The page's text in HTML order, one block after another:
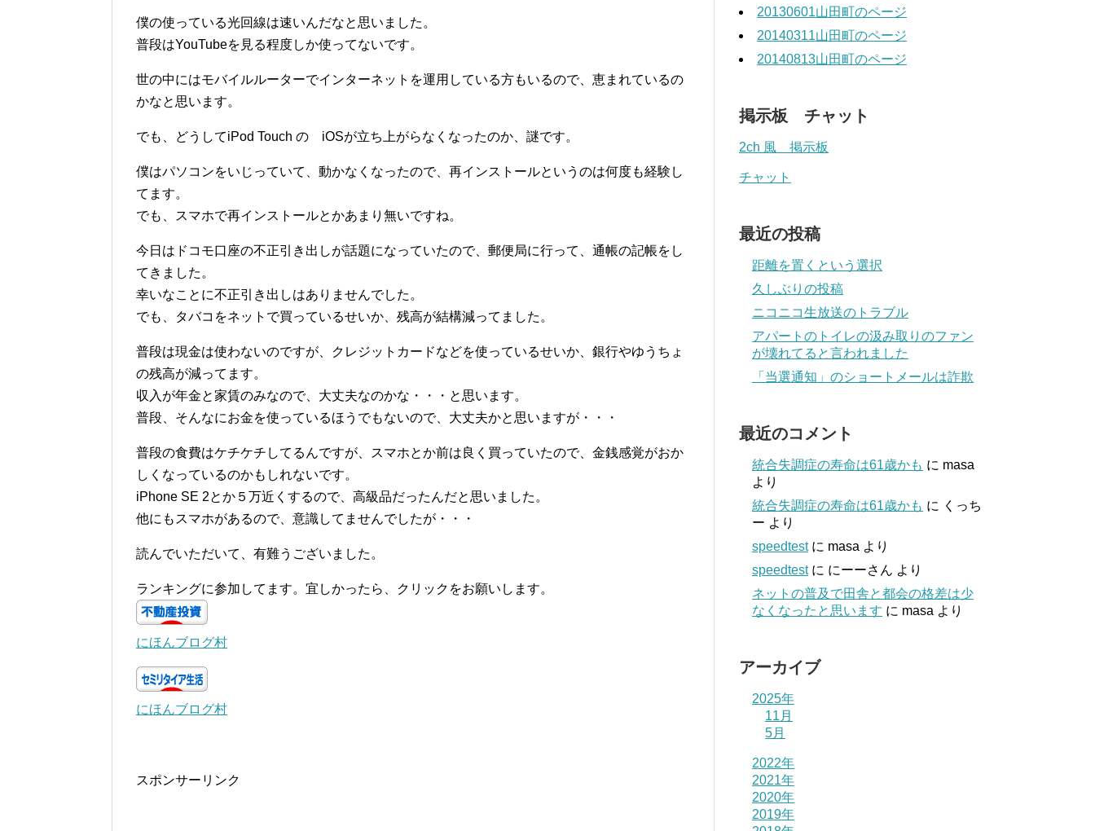
僕の使っている光回線は速いんだなと思いました。
普段はYouTubeを見る程度しか使ってないです。
世の中にはモバイルルーターでインターネットを運用している方もいるので、恵まれているの
かなと思います。
でも、どうしてiPod Touch の iOSが立ち上がらなくなったのか、謎です。
僕はパソコンをいじっていて、動かなくなったので、再インストールというのは何度も経験し
てます。
でも、スマホで再インストールとかあまり無いですね。
今日はドコモ口座の不正引き出しが話題になっていたので、郵便局に行って、通帳の記帳をし
てきました。
幸いなことに不正引き出しはありませんでした。
でも、タバコをネットで買っているせいか、残高が結構減ってました。
普段は現金は使わないのですが、クレジットカードなどを使っているせいか、銀行やゆうちょ
の残高が減ってます。
収入が年金と家賃のみなので、大丈夫なのかな・・・と思います。
普段、そんなにお金を使っているほうでもないので、大丈夫かと思いますが・・・
普段の食費はケチケチしてるんですが、スマホとか前は良く買っていたので、金銭感覚がおか
しくなっているのかもしれないです。
iPhone SE 2とか５万近くするので、高級品だったんだと思いました。
他にもスマホがあるので、意識してませんでしたが・・・
読んでいただいて、有難うございました。
ランキングに参加してます。宜しかったら、クリックをお願いします。
にほんブログ村
にほんブログ村
スポンサーリンク
20130601山田町のページ
20140311山田町のページ
20140813山田町のページ
掲示板 チャット
2ch 風 掲示板
チャット
最近の投稿
距離を置くという選択
久しぶりの投稿
ニコニコ生放送のトラブル
アパートのトイレの汲み取りのファン
が壊れてると言われました
「当選通知」のショートメールは詐欺
最近のコメント
統合失調症の寿命は61歳かも に masa
より
統合失調症の寿命は61歳かも に くっち
ー より
speedtestに masa より
speedtestに にーーさん より
ネットの普及で田舎と都会の格差は少
なくなったと思います に masa より
アーカイブ
2025年
11月
5月
2022年
2021年
2020年
2019年